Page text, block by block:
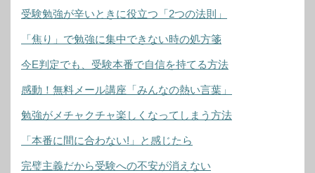
受験勉強が辛いときに役立つ「2つの法則」
「焦り」で勉強に集中できない時の処方箋
今E判定でも、受験本番で自信を持てる方法
感動！無料メール講座「みんなの熱い言葉」
勉強がメチャクチャ楽しくなってしまう方法
「本番に間に合わない!」と感じたら
完璧主義だから受験への不安が消えない